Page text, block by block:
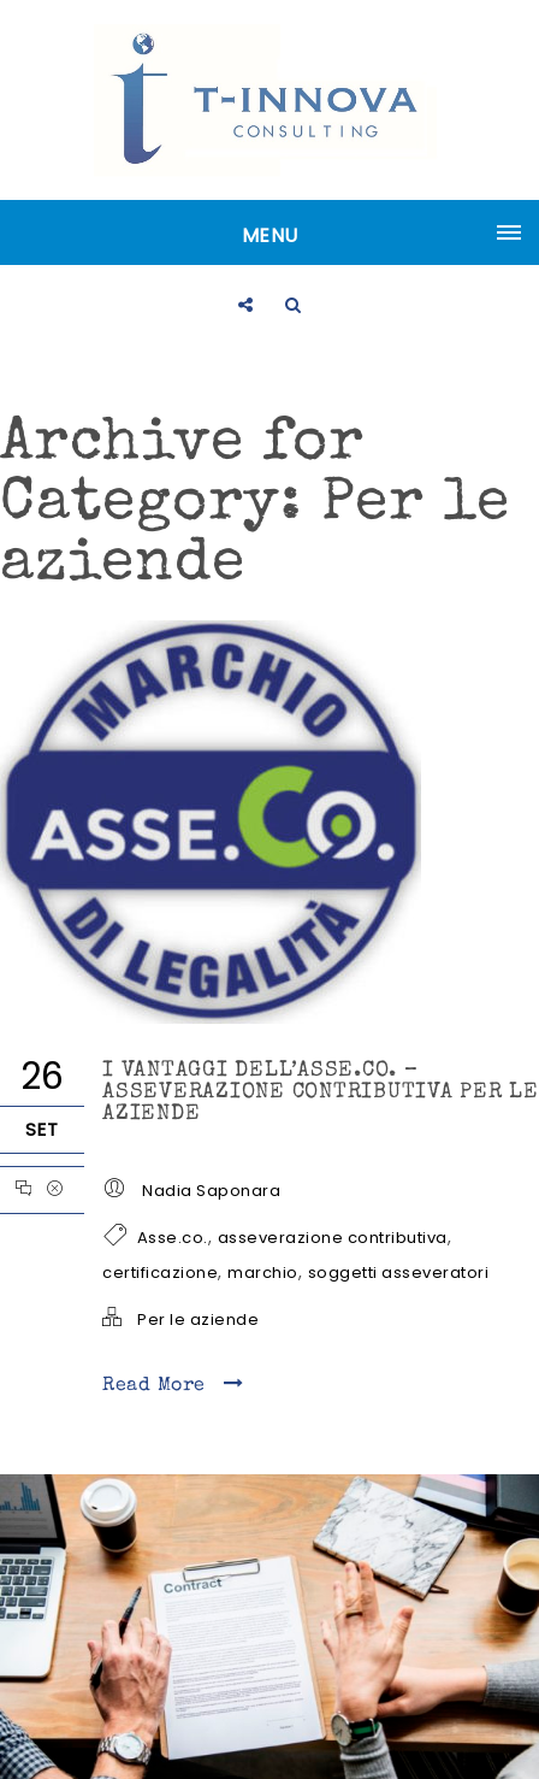
MENU
Archive for
Category: Per le
aziende
26
SET
I VANTAGGI DELL’ASSE.CO. –
ASSEVERAZIONE CONTRIBUTIVA PER LE
AZIENDE
Nadia Saponara
Asse.co., asseverazione contributiva,
certificazione, marchio, soggetti asseveratori
Per le aziende
Read More